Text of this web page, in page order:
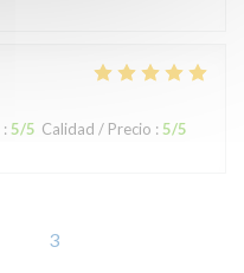
:5/5 Calidad / Precio : 5/5
3